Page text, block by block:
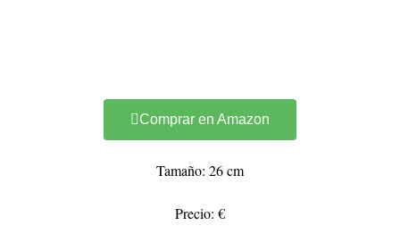
Comprar en Amazon
Tamaño: 26 cm
Precio: €